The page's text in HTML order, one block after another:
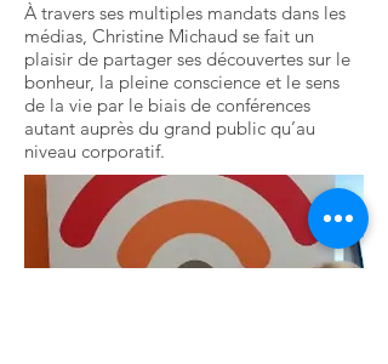
À travers ses multiples mandats dans les
médias, Christine Michaud se fait un
plaisir de partager ses découvertes sur le
bonheur, la pleine conscience et le sens
de la vie par le biais de conférences
autant auprès du grand public qu’au
niveau corporatif.